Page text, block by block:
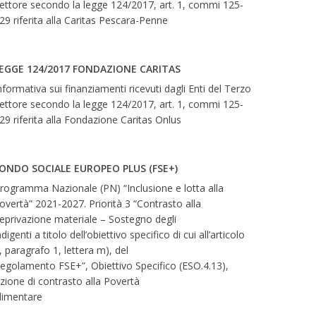
secondo la legge 124/2017, art. 1, commi 125-
riferita alla Caritas Pescara-Penne
124/2017 FONDAZIONE CARITAS
sui finanziamenti ricevuti dagli Enti del Terzo
secondo la legge 124/2017, art. 1, commi 125-
riferita alla Fondazione Caritas Onlus
SOCIALE EUROPEO PLUS (FSE+)
Nazionale (PN) “Inclusione e lotta alla
2021-2027. Priorità 3 “Contrasto alla
materiale – Sostegno degli
a titolo dell’obiettivo specifico di cui all’articolo
paragrafo 1, lettera m), del
FSE+”, Obiettivo Specifico (ESO.4.13),
di contrasto alla Povertà